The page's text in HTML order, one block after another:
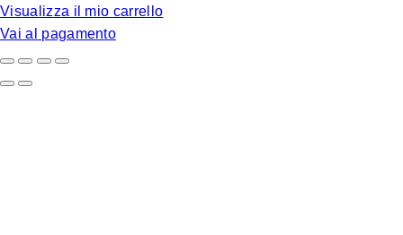
carrello
Visualizza il mio carrello
Vai al pagamento